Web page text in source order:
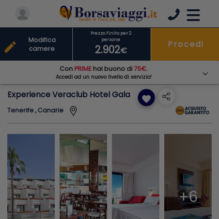
Experience Veraclub Hotel Gala favorite
Tenerife , Canarie
+6
Prezzo Finito per 2
persone
2.902€
Procedi
edit
Modifica
camere
Con PRIME hai buono di75€.
Accedi ad un nuovo livello di servizio!